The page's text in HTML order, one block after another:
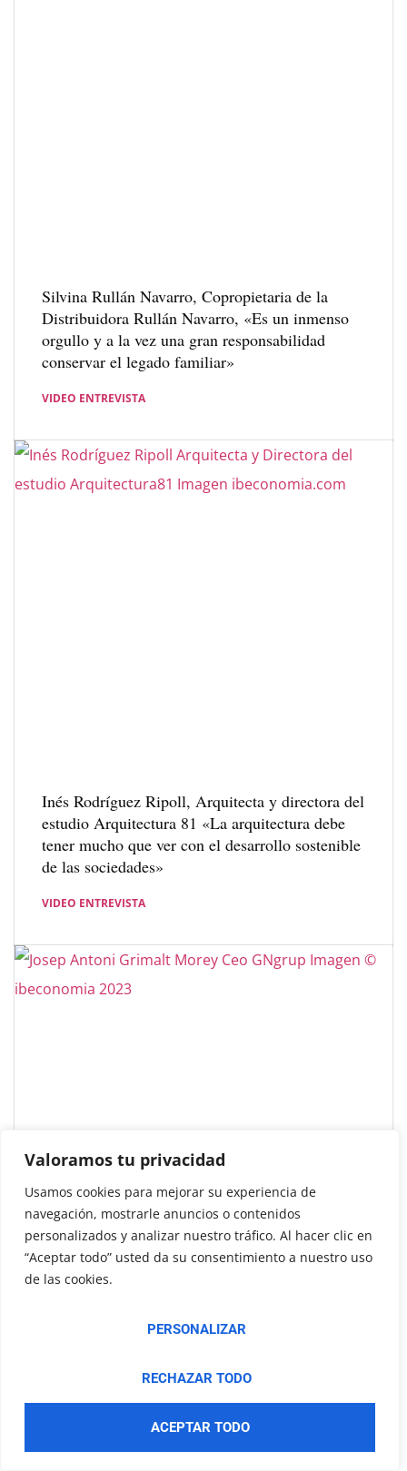
Valoramos tu privacidad
Usamos cookies para mejorar su experiencia de
navegación, mostrarle anuncios o contenidos
personalizados y analizar nuestro tráfico. Al hacer clic en
“Aceptar todo” usted da su consentimiento a nuestro uso
de las cookies.
PERSONALIZAR
RECHAZAR TODO
ACEPTAR TODO
Silvina Rullán Navarro, Copropietaria de la
Distribuidora Rullán Navarro, «Es un inmenso
orgullo y a la vez una gran responsabilidad
conservar el legado familiar»
VIDEO ENTREVISTA
Inés Rodríguez Ripoll, Arquitecta y directora del
estudio Arquitectura 81 «La arquitectura debe
tener mucho que ver con el desarrollo sostenible
de las sociedades»
VIDEO ENTREVISTA
de GNGRUP «Trabajamos para mejorar la
nuestros grupos de interés»